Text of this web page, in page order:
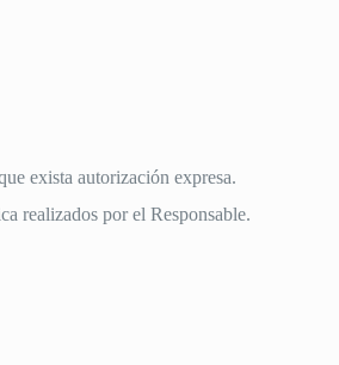
exista autorización expresa.
realizados por el Responsable.